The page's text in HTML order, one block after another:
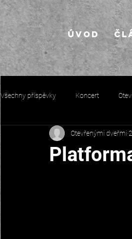
Úvod
Všechny příspěvky Koncert
Otevřenými dveřmi